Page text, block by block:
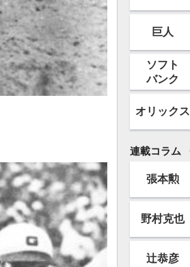
巨人
ソフト
バンク
オリックス
連載コラム
張本勲
野村克也
辻恭彦